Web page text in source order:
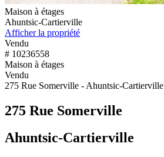
Maison à étages
Ahuntsic-Cartierville
Afficher la propriété
Vendu
# 10236558
Maison à étages
Vendu
275 Rue Somerville - Ahuntsic-Cartierville
275 Rue Somerville
Ahuntsic-Cartierville